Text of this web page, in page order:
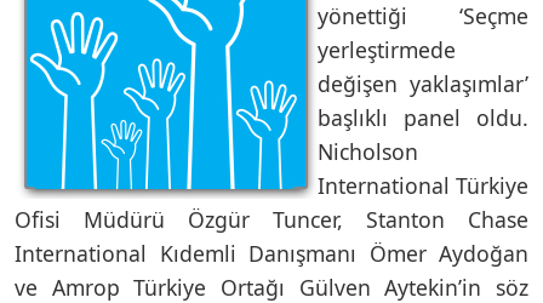
yönettiği ‘Seçme
yerleştirmede
değişen yaklaşımlar’
başlıklı panel oldu.
Nicholson
International Türkiye
Ofisi Müdürü Özgür Tuncer, Stanton Chase
International Kıdemli Danışmanı Ömer Aydoğan
ve Amrop Türkiye Ortağı Gülven Aytekin’in söz